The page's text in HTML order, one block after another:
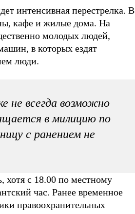
интенсивная перестрелка. В
кафе и жилые дома. На
молодых людей,
в которых ездят
люди.
не всегда возможно
в милицию по
с ранением не
хотя с 18.00 по местному
час. Ранее временное
правоохранительных